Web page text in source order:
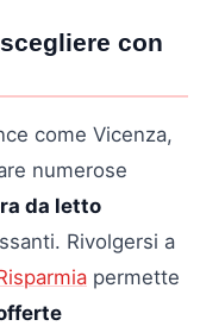
con
come Vicenza,
numerose
da letto
Rivolgersi a
permette